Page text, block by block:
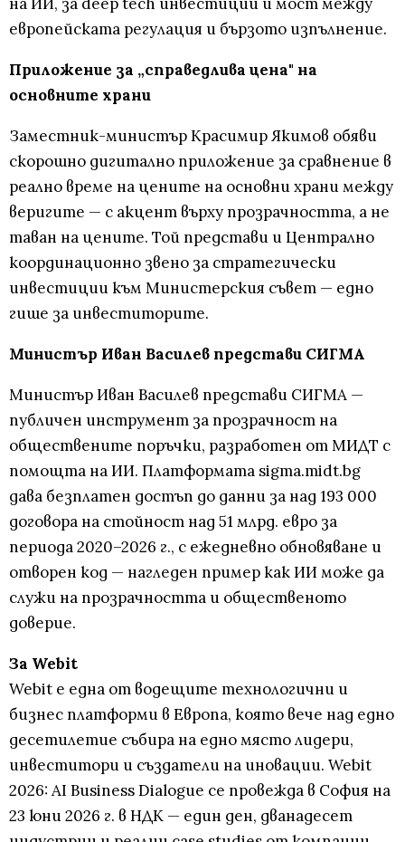
европейската регулация и бързото изпълнение.
Приложение за „справедлива цена" на
основните храни
Заместник-министър Красимир Якимов обяви
скорошно дигитално приложение за сравнение в
реално време на цените на основни храни между
веригите — с акцент върху прозрачността, а не
таван на цените. Той представи и Централно
координационно звено за стратегически
инвестиции към Министерския съвет — едно
гише за инвеститорите.
Министър Иван Василев представи СИГМА
Министър Иван Василев представи СИГМА —
публичен инструмент за прозрачност на
обществените поръчки, разработен от МИДТ с
помощта на ИИ. Платформата sigma.midt.bg
дава безплатен достъп до данни за над 193 000
договора на стойност над 51 млрд. евро за
периода 2020–2026 г., с ежедневно обновяване и
отворен код — нагледен пример как ИИ може да
служи на прозрачността и общественото
доверие.
За Webit
Webit е една от водещите технологични и
бизнес платформи в Европа, която вече над едно
десетилетие събира на едно място лидери,
инвеститори и създатели на иновации. Webit
2026: AI Business Dialogue се провежда в София на
23 юни 2026 г. в НДК — един ден, дванадесет